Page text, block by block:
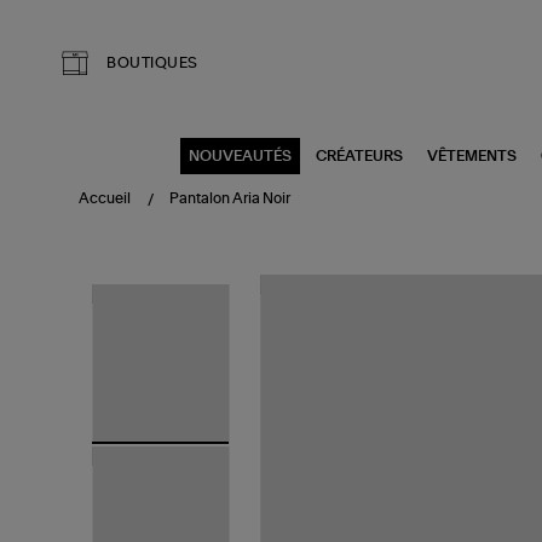
BOUTIQUES
NOUVEAUTÉS CRÉATEURS VÊTEMENTS
Accueil Pantalon Aria Noir